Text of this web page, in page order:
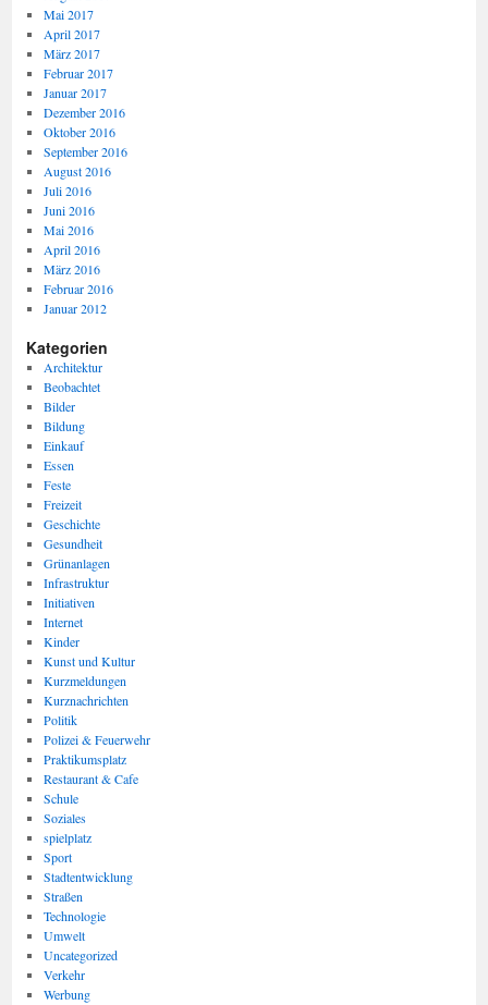
Mai 2017
April 2017
März 2017
Februar 2017
Januar 2017
Dezember 2016
Oktober 2016
September 2016
August 2016
Juli 2016
Juni 2016
Mai 2016
April 2016
März 2016
Februar 2016
Januar 2012
Kategorien
Architektur
Beobachtet
Bilder
Bildung
Einkauf
Essen
Feste
Freizeit
Geschichte
Gesundheit
Grünanlagen
Infrastruktur
Initiativen
Internet
Kinder
Kunst und Kultur
Kurzmeldungen
Kurznachrichten
Politik
Polizei & Feuerwehr
Praktikumsplatz
Restaurant & Cafe
Schule
Soziales
spielplatz
Sport
Stadtentwicklung
Straßen
Technologie
Umwelt
Uncategorized
Verkehr
Werbung